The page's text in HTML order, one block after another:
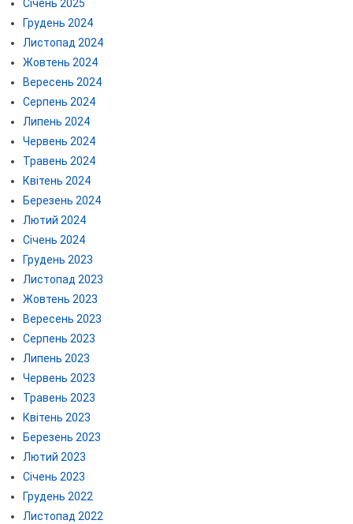
Січень 2025
Грудень 2024
Листопад 2024
Жовтень 2024
Вересень 2024
Серпень 2024
Липень 2024
Червень 2024
Травень 2024
Квітень 2024
Березень 2024
Лютий 2024
Січень 2024
Грудень 2023
Листопад 2023
Жовтень 2023
Вересень 2023
Серпень 2023
Липень 2023
Червень 2023
Травень 2023
Квітень 2023
Березень 2023
Лютий 2023
Січень 2023
Грудень 2022
Листопад 2022